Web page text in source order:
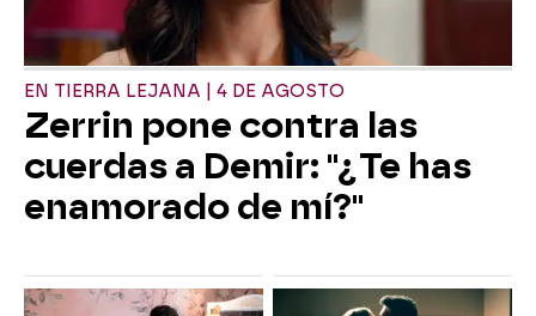
EN TIERRA LEJANA | 4 DE AGOSTO
Zerrin pone contra las
cuerdas a Demir: "¿Te has
enamorado de mí?"